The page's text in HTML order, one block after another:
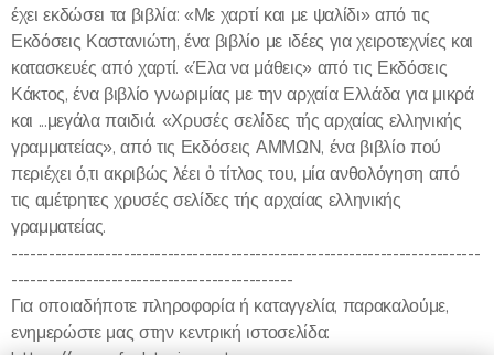
έχει εκδώσει τα βιβλία: «Με χαρτί και με ψαλίδι» από τις
Εκδόσεις Καστανιώτη, ένα βιβλίο με ιδέες για χειροτεχνίες και
κατασκευές από χαρτί. «Έλα να μάθεις» από τις Εκδόσεις
Κάκτος, ένα βιβλίο γνωριμίας με την αρχαία Ελλάδα για μικρά
και ...μεγάλα παιδιά. «Χρυσές σελίδες τής αρχαίας ελληνικής
γραμματείας», από τις Εκδόσεις ΑΜΜΩΝ, ένα βιβλίο πού
περιέχει ό,τι ακριβώς λέει ὁ τίτλος του, μία ανθολόγηση από
τις αμέτρητες χρυσές σελίδες τής αρχαίας ελληνικής
γραμματείας.
---------------------------------------------------------------------------
---------------------------------------------
Για οποιαδήποτε πληροφορία ή καταγγελία, παρακαλούμε,
ενημερώστε μας στην κεντρική ιστοσελίδα: